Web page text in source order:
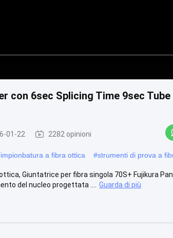
con 6sec Splicing Time 9sec
01-22 2282 opinioni
a fibra ottica #strumenti di prova a
Giuntatrice per fibra singola 70S+ Fujikura
del nucleo progettata ....
Guarda di più